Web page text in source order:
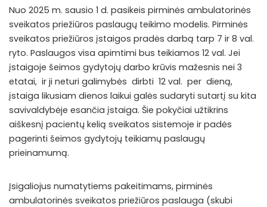
Nuo 2025 m. sausio 1 d. pasikeis pirminės ambulatorinės
sveikatos priežiūros paslaugų teikimo modelis. Pirminės
sveikatos priežiūros įstaigos pradės darbą tarp 7 ir 8 val.
ryto. Paslaugos visa apimtimi bus teikiamos 12 val. Jei
įstaigoje šeimos gydytojų darbo krūvis mažesnis nei 3
etatai, ir ji neturi galimybės dirbti 12 val. per dieną,
įstaiga likusiam dienos laikui galės sudaryti sutartį su kita
savivaldybėje esančia įstaiga. Šie pokyčiai užtikrins
aiškesnį pacientų kelią sveikatos sistemoje ir padės
pagerinti šeimos gydytojų teikiamų paslaugų
prieinamumą.
Įsigaliojus numatytiems pakeitimams, pirminės
ambulatorinės sveikatos priežiūros paslauga (skubi